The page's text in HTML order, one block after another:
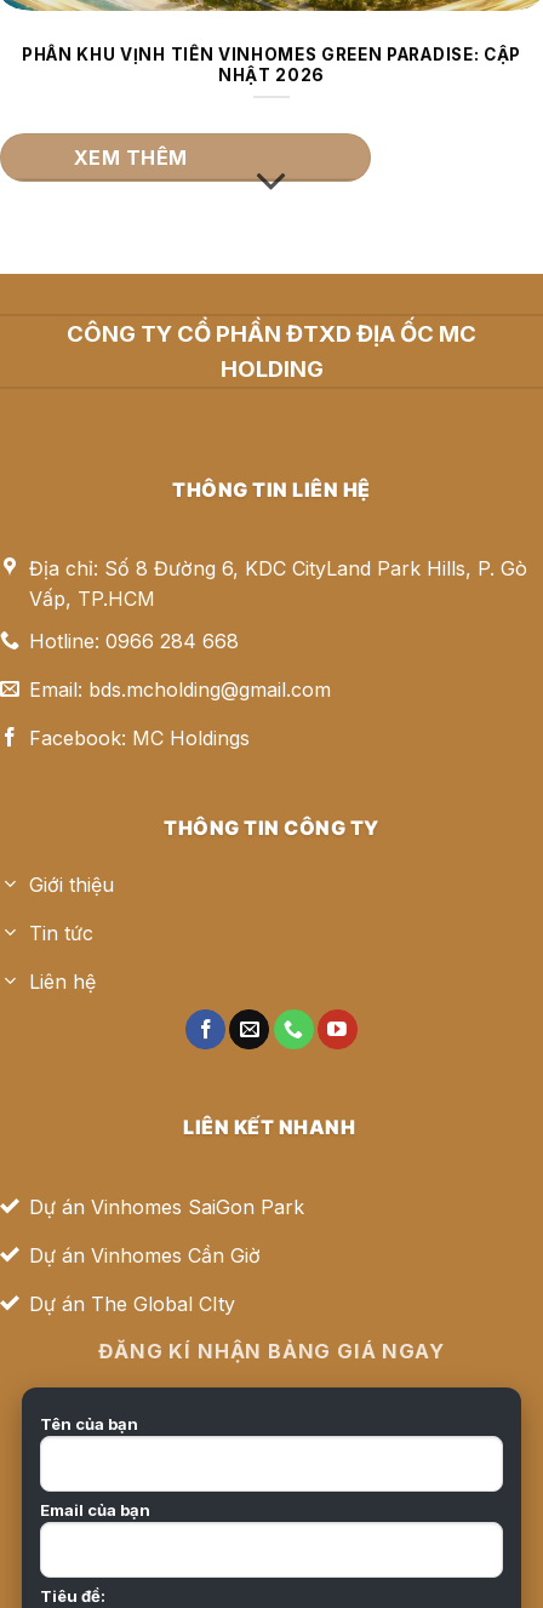
PHÂN KHU VỊNH TIÊN VINHOMES GREEN PARADISE: CẬP
NHẬT 2026
XEM THÊM
CÔNG TY CỔ PHẦN ĐTXD ĐỊA ỐC MC
HOLDING
THÔNG TIN LIÊN HỆ
Địa chỉ: Số 8 Đường 6, KDC CityLand Park Hills, P. Gò
Vấp, TP.HCM
Hotline: 0966 284 668
Email: bds.mcholding@gmail.com
Facebook: MC Holdings
THÔNG TIN CÔNG TY
Giới thiệu
Tin tức
Liên hệ
LIÊN KẾT NHANH
Dự án Vinhomes SaiGon Park
Dự án Vinhomes Cần Giờ
Dự án The Global CIty
ĐĂNG KÍ NHẬN BẢNG GIÁ NGAY
Tên của bạn
Email của bạn
Tiêu đề: